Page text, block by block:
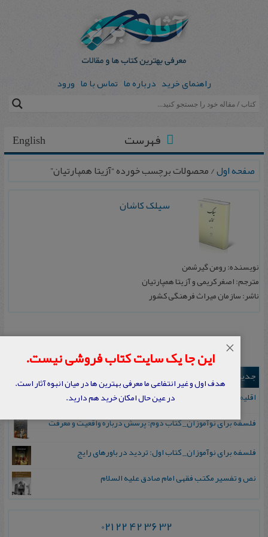
راهنمای خرید درباره ما تماس با ما ورود
English فهرست
صفحه اول/ محصولات برچسب خورده “آزیتا همپارتیان”
سیلک کاشان
نویسنده: رومن گیرشمن
مترجم: اصغر کریمی و آزیتا همپارتیان
ناشر: سازمان میراث فرهنگی کشور
جدیدترین ها
اقلیم مورخان؛ مهارت‌های تاریخ ورزی علمی
فلسفه برای نوآموزان_ کتاب دوم: پرسش درباره واقعیت و معرفت
فلسفه برای نوآموزان_ کتاب اول: تردید در باورهای رایج
نص و تفسیر مکتب فقهی امام صادق علیه السلام
021 22 42 36 32
این جا یک سایت کتاب فروشی نیست.
هدف اول و غیر انتفاعی ما معرفی بهترین ها در میان انبوه آثار است.
در عین حال امکان خرید هم دارید.
×